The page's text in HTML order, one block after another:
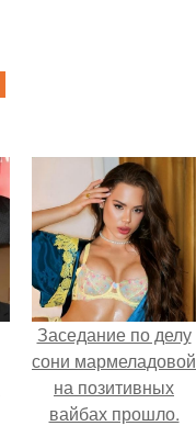
Заседание по делу
сони мармеладовой
на позитивных
вайбах прошло.